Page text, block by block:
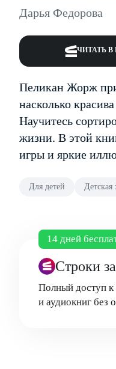
Дарья Федорова
ЧИТАТЬ
Пеликан Жорж
насколько
Научитесь
жизни. В этой
игры и яркие
Для детей Детская
14 дней
Строки
Полный доступ к
и аудиокниг без